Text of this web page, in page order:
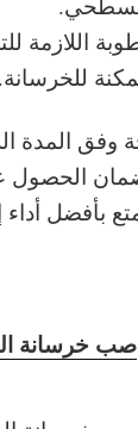
اللازمة
للخرسانة.
وفق المدة
بأفضل
صب خرسانة